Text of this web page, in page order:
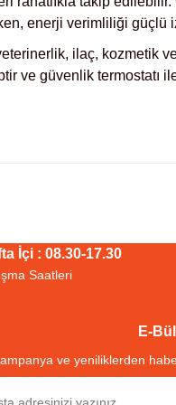
enerji verimliliği güçlü
ilaç, kozmetik
ve güvenlik termostatı ile
İçi : 08.30-17.30
Saatleri
E-
ve yeniliklerden